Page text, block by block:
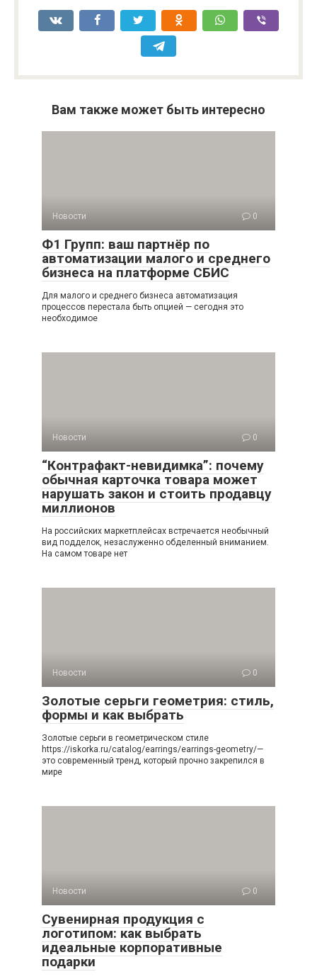
Вам также может быть интересно
Новости 0
Ф1 Групп: ваш партнёр по
автоматизации малого и среднего
бизнеса на платформе СБИС
Для малого и среднего бизнеса автоматизация
процессов перестала быть опцией — сегодня это
необходимое
Новости 0
“Контрафакт-невидимка”: почему
обычная карточка товара может
нарушать закон и стоить продавцу
миллионов
На российских маркетплейсах встречается необычный
вид подделок, незаслуженно обделенный вниманием.
На самом товаре нет
Новости 0
Золотые серьги геометрия: стиль,
формы и как выбрать
Золотые серьги в геометрическом стиле
https://iskorka.ru/catalog/earrings/earrings-geometry/—
это современный тренд, который прочно закрепился в
мире
Новости 0
Сувенирная продукция с
логотипом: как выбрать
идеальные корпоративные
подарки